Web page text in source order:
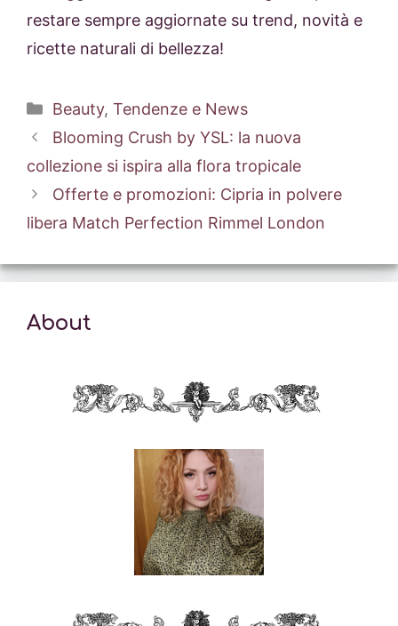
restare sempre aggiornate su trend, novità e
ricette naturali di bellezza!
Categorie
Beauty, Tendenze e News
Blooming Crush by YSL: la nuova
collezione si ispira alla flora tropicale
Offerte e promozioni: Cipria in polvere
libera Match Perfection Rimmel London
About